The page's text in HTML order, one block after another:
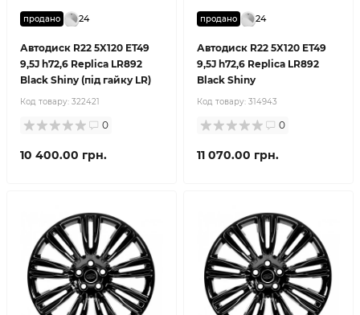
продано 24
Автодиск R22 5X120 ET49
9,5J h72,6 Replica LR892
Black Shiny (під гайку LR)
Код товару: 322421
0
10 400.00 грн.
продано 24
Автодиск R22 5X120 ET49
9,5J h72,6 Replica LR892
Black Shiny
Код товару: 314943
0
11 070.00 грн.